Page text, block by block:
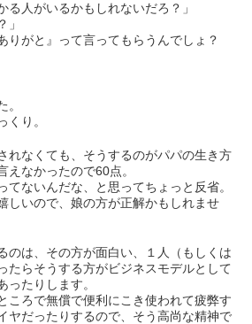
る人がいるかもしれないだろ？」
」
りがと』って言ってもらうんでしょ？
。
くり。
れなくても、そうするのがパパの生き方
えなかったので60点。
てないんだな、と思ってちょっと反省。
しいので、娘の方が正解かもしれませ
のは、その方が面白い、１人（もしくは
たらそうする方がビジネスモデルとして
ったりします。
ころで無償で便利にこき使われて疲弊す
ヤだったりするので、そう高尚な精神で